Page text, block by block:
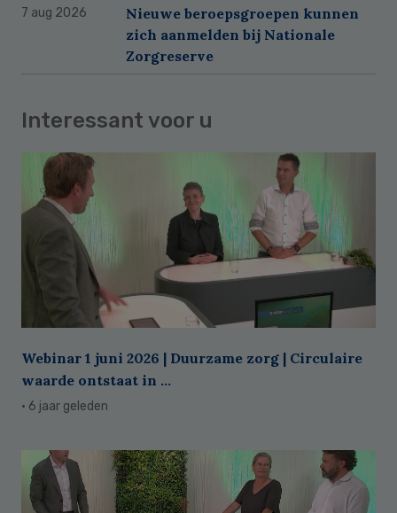
7 aug 2026
Nieuwe beroepsgroepen kunnen
zich aanmelden bij Nationale
Zorgreserve
Interessant voor u
Webinar 1 juni 2026 | Duurzame zorg | Circulaire
waarde ontstaat in ...
· 6 jaar geleden